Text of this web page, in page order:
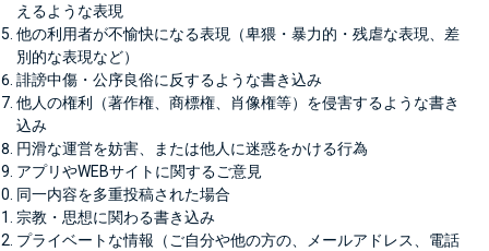
えるような表現
他の利用者が不愉快になる表現（卑猥・暴力的・残虐な表現、差
別的な表現など）
誹謗中傷・公序良俗に反するような書き込み
他人の権利（著作権、商標権、肖像権等）を侵害するような書き
込み
円滑な運営を妨害、または他人に迷惑をかける行為
アプリやWEBサイトに関するご意見
同一内容を多重投稿された場合
宗教・思想に関わる書き込み
プライベートな情報（ご自分や他の方の、メールアドレス、電話